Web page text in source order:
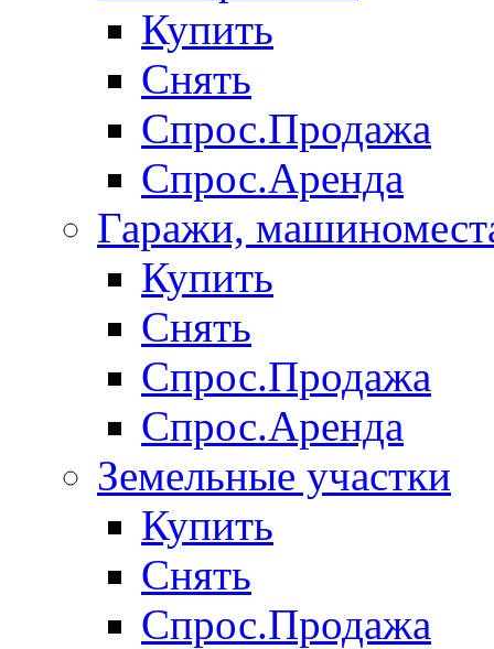
Купить
Снять
Спрос.Продажа
Спрос.Аренда
Гаражи,
Купить
Снять
Спрос.Продажа
Спрос.Аренда
Земельные участки
Купить
Снять
Спрос.Продажа